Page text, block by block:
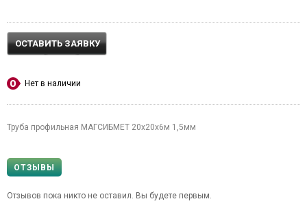
ОСТАВИТЬ ЗАЯВКУ
Нет в наличии
Труба профильная МАГСИБМЕТ 20х20х6м 1,5мм
ОТЗЫВЫ
Отзывов пока никто не оставил. Вы будете первым.